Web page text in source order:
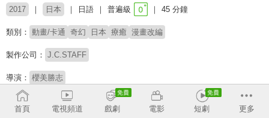
2017 日本 日語 普遍級 45 分鐘
類別： 動畫/卡通 奇幻 日本 療癒 漫畫改編
製作公司： J.C.STAFF
導演： 櫻美勝志
配音： 大和田仁美 大塚明夫 豐崎愛生 藤原夏海 鬼頭明里
大塚芳忠 廣瀨有紀 能登麻美子 松風雅也 內田秀
首頁 電視頻道 戲劇 電影 短劇 更多